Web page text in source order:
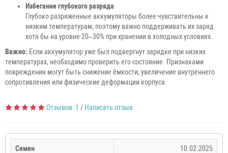
Избегание глубокого разряда:
Глубоко разряженные аккумуляторы более чувствительны к
низким температурам, поэтому важно поддерживать их заряд
хотя бы на уровне 20–30% при хранении в холодных условиях.
Важно: Если аккумулятор уже был подвергнут зарядке при низких
температурах, необходимо проверить его состояние. Признаками
повреждения могут быть снижение ёмкости, увеличение внутреннего
сопротивления или физические деформации корпуса.
Отзывов: 1 / Написать отзыв
Семен 10.02.2025